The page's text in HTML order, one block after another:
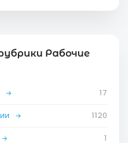
Рабочие
→ 17
→ 1120
→ 1